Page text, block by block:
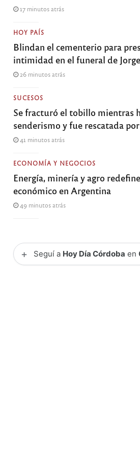
17 minutos atrás
HOY PAÍS
Blindan el cementerio para
intimidad en el funeral de
26 minutos atrás
SUCESOS
Se fracturó el tobillo mientras
senderismo y fue rescatada
41 minutos atrás
ECONOMÍA Y NEGOCIOS
Energía, minería y agro
económico en Argentina
49 minutos atrás
+ Seguí a Hoy Día Córdoba en